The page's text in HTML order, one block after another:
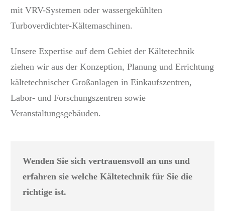
mit VRV-Systemen oder wassergekühlten
Turboverdichter-Kältemaschinen.
Unsere Expertise auf dem Gebiet der Kältetechnik
ziehen wir aus der Konzeption, Planung und Errichtung
kältetechnischer Großanlagen in Einkaufszentren,
Labor- und Forschungszentren sowie
Veranstaltungsgebäuden.
Wenden Sie sich vertrauensvoll an uns und
erfahren sie welche Kältetechnik für Sie die
richtige ist.